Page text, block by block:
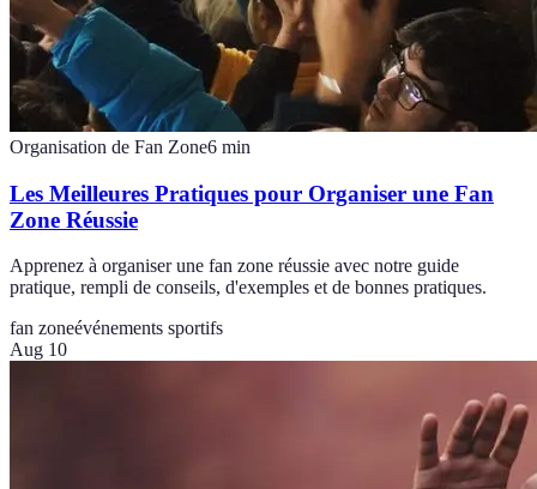
Organisation de Fan Zone6 min
Les Meilleures Pratiques pour Organiser une Fan
Zone Réussie
Apprenez à organiser une fan zone réussie avec notre guide
pratique, rempli de conseils, d'exemples et de bonnes pratiques.
fan zoneévénements sportifs
Aug 10